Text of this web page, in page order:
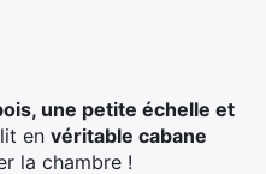
une petite échelle et
en véritable cabane
la chambre !